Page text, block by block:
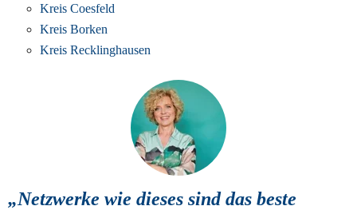
Kreis Coesfeld
Kreis Borken
Kreis Recklinghausen
„Netzwerke wie dieses sind das beste